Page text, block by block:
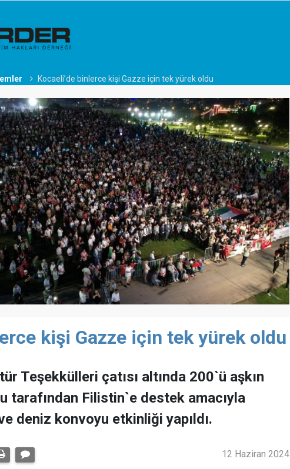
Kocaeli’de binlerce kişi Gazze için tek yürek oldu
kişi Gazze için tek yürek oldu
Teşekkülleri çatısı altında 200`ü aşkın
tarafından Filistin`e destek amacıyla
deniz konvoyu etkinliği yapıldı.
12 Haziran 2024